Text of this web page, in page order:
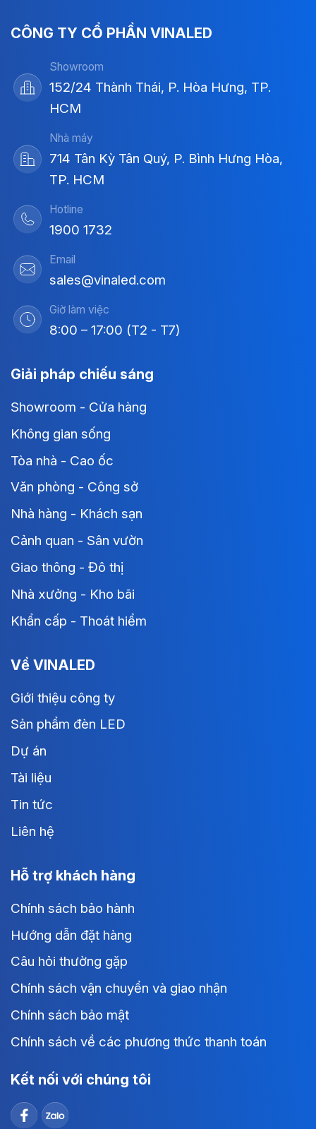
CÔNG TY CỔ PHẦN VINALED
Showroom
152/24 Thành Thái, P. Hòa Hưng, TP.
HCM
Nhà máy
714 Tân Kỳ Tân Quý, P. Bình Hưng Hòa,
TP. HCM
Hotline
1900 1732
Email
sales@vinaled.com
Giờ làm việc
8:00 – 17:00 (T2 - T7)
Giải pháp chiếu sáng
Showroom - Cửa hàng
Không gian sống
Tòa nhà - Cao ốc
Văn phòng - Công sở
Nhà hàng - Khách sạn
Cảnh quan - Sân vườn
Giao thông - Đô thị
Nhà xưởng - Kho bãi
Khẩn cấp - Thoát hiểm
Về VINALED
Giới thiệu công ty
Sản phẩm đèn LED
Dự án
Tài liệu
Tin tức
Liên hệ
Hỗ trợ khách hàng
Chính sách bảo hành
Hướng dẫn đặt hàng
Câu hỏi thường gặp
Chính sách vận chuyển và giao nhận
Chính sách bảo mật
Chính sách về các phương thức thanh toán
Kết nối với chúng tôi